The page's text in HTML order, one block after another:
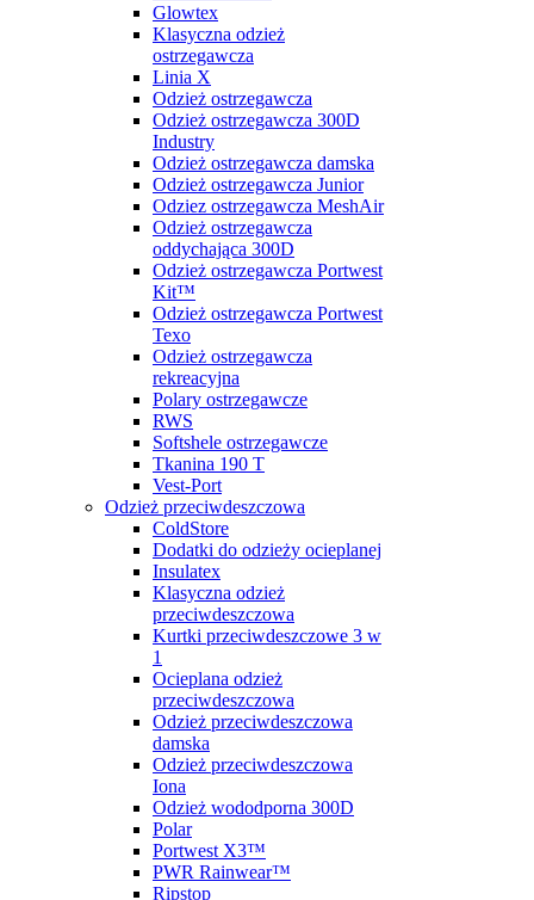
Glowtex
Klasyczna odzież
ostrzegawcza
Linia X
Odzież ostrzegawcza
Odzież ostrzegawcza 300D
Industry
Odzież ostrzegawcza damska
Odzież ostrzegawcza Junior
Odziez ostrzegawcza MeshAir
Odzież ostrzegawcza
oddychająca 300D
Odzież ostrzegawcza Portwest
Kit™
Odzież ostrzegawcza Portwest
Texo
Odzież ostrzegawcza
rekreacyjna
Polary ostrzegawcze
RWS
Softshele ostrzegawcze
Tkanina 190 T
Vest-Port
Odzież przeciwdeszczowa
ColdStore
Dodatki do odzieży ocieplanej
Insulatex
Klasyczna odzież
przeciwdeszczowa
Kurtki przeciwdeszczowe 3 w
1
Ocieplana odzież
przeciwdeszczowa
Odzież przeciwdeszczowa
damska
Odzież przeciwdeszczowa
Iona
Odzież wododporna 300D
Polar
Portwest X3™
PWR Rainwear™
Ripstop